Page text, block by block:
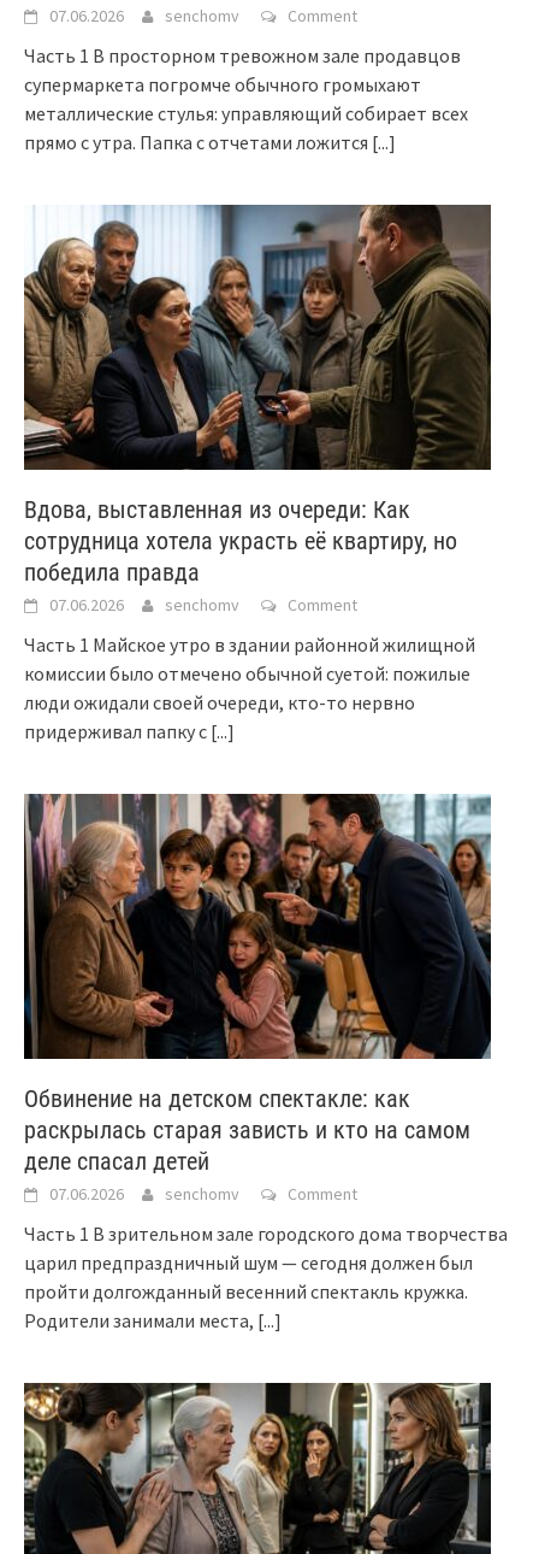
07.06.2026 senchomv Comment
Часть 1 В просторном тревожном зале продавцов
супермаркета погромче обычного громыхают
металлические стулья: управляющий собирает всех
прямо с утра. Папка с отчетами ложится [...]
Вдова, выставленная из очереди: Как
сотрудница хотела украсть её квартиру, но
победила правда
07.06.2026 senchomv Comment
Часть 1 Майское утро в здании районной жилищной
комиссии было отмечено обычной суетой: пожилые
люди ожидали своей очереди, кто-то нервно
придерживал папку с [...]
Обвинение на детском спектакле: как
раскрылась старая зависть и кто на самом
деле спасал детей
07.06.2026 senchomv Comment
Часть 1 В зрительном зале городского дома творчества
царил предпраздничный шум — сегодня должен был
пройти долгожданный весенний спектакль кружка.
Родители занимали места, [...]